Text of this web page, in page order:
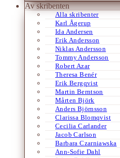
Av skribenten
Alla skribenter
Karl Ågerup
Ida Andersen
Erik Andersson
Niklas Andersson
Tommy Andersson
Robert Azar
Theresa Benér
Erik Bergqvist
Martin Berntson
Mårten Björk
Anders Björnsson
Clarissa Blomqvist
Cecilia Carlander
Jacob Carlson
Barbara Czarniawska
Ann-Sofie Dahl